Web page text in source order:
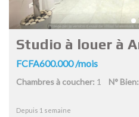
Studio à louer à
FCFA600.000 /mois
Chambres à coucher: 1 N° Bien:
Depuis 1 semaine